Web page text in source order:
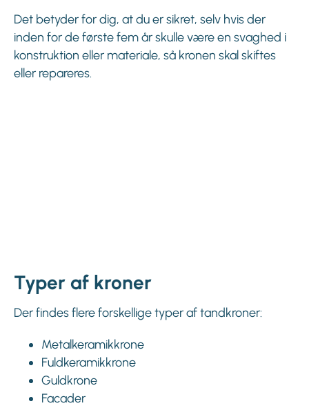
Det betyder for dig, at du er sikret, selv hvis der
inden for de første fem år skulle være en svaghed i
konstruktion eller materiale, så kronen skal skiftes
eller repareres.
Typer af kroner
Der findes flere forskellige typer af tandkroner:
Metalkeramikkrone
Fuldkeramikkrone
Guldkrone
Facader